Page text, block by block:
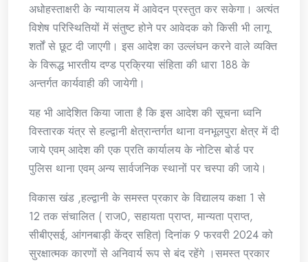
अधोहस्ताक्षरी के न्यायालय में आवेदन प्रस्तुत कर सकेगा। अत्यंत
विशेष परिस्थितियों में संतुष्ट होने पर आवेदक को किसी भी लागू
शर्तों से छूट दी जाएगी। इस आदेश का उल्लंघन करने वाले व्यक्ति
के विरूद्ध भारतीय दण्ड प्रक्रिया संहिता की धारा 188 के
अन्तर्गत कार्यवाही की जायेगी।
यह भी आदेशित किया जाता है कि इस आदेश की सूचना ध्वनि
विस्तारक यंत्र से हल्द्वानी क्षेत्रान्तर्गत थाना वनभूलपुरा क्षेत्र में दी
जाये एवम् आदेश की एक प्रति कार्यालय के नोटिस बोर्ड पर
पुलिस थाना एवम् अन्य सार्वजनिक स्थानों पर चस्पा की जाये।
विकास खंड ,हल्द्वानी के समस्त प्रकार के विद्यालय कक्षा 1 से
12 तक संचालित ( राज0, सहायता प्राप्त, मान्यता प्राप्त,
सीबीएसई, आंगनबाड़ी केंद्र सहित) दिनांक 9 फरवरी 2024 को
सुरक्षात्मक कारणों से अनिवार्य रूप से बंद रहेंगे ।समस्त प्रकार